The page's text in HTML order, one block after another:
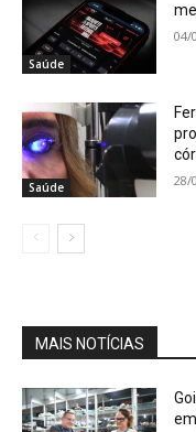
Saúde
04/
Saúde 28/
MAIS NOTÍCIAS